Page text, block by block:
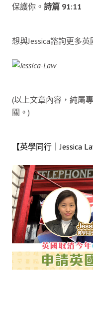
保護你。 詩篇 91:11
想與Jessica諮詢更多
(以上文章內容，純屬
關。)
【英學同行｜Jessica